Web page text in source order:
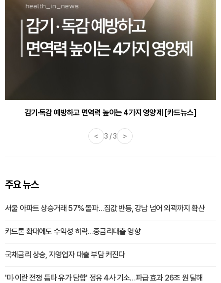
감기·독감 예방하고 면역력 높이는 4가지 영양제 [카드뉴스]
< 3 / 3 >
주요 뉴스
서울 아파트 상승거래 57% 돌파…집값 반등, 강남 넘어 외곽까지 확산
카드론 확대에도 수익성 하락…중금리대출 영향
국채금리 상승, 자영업자 대출 부담 커진다
'미·이란 전쟁 틈타 유가 담합' 정유 4사 기소…파급 효과 26조 원 달해